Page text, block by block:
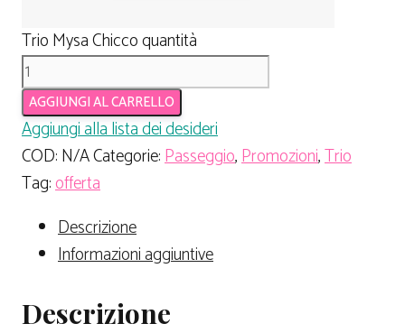
Trio Mysa Chicco quantità
AGGIUNGI AL CARRELLO
Aggiungi alla lista dei desideri
COD:N/ACategorie:Passeggio,Promozioni,Trio
Tag:offerta
Descrizione
Informazioni aggiuntive
Descrizione